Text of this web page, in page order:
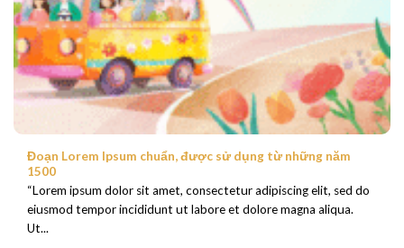
Đoạn Lorem Ipsum chuẩn, được sử dụng từ những năm
1500
“Lorem ipsum dolor sit amet, consectetur adipiscing elit, sed do
eiusmod tempor incididunt ut labore et dolore magna aliqua.
Ut...